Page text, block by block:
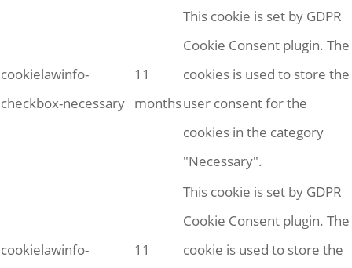
cookielawinfo-
checkbox-necessary
11
months
This cookie is set by GDPR
Cookie Consent plugin. The
cookies is used to store the
user consent for the
cookies in the category
"Necessary".
cookielawinfo-
11
This cookie is set by GDPR
Cookie Consent plugin. The
cookie is used to store the